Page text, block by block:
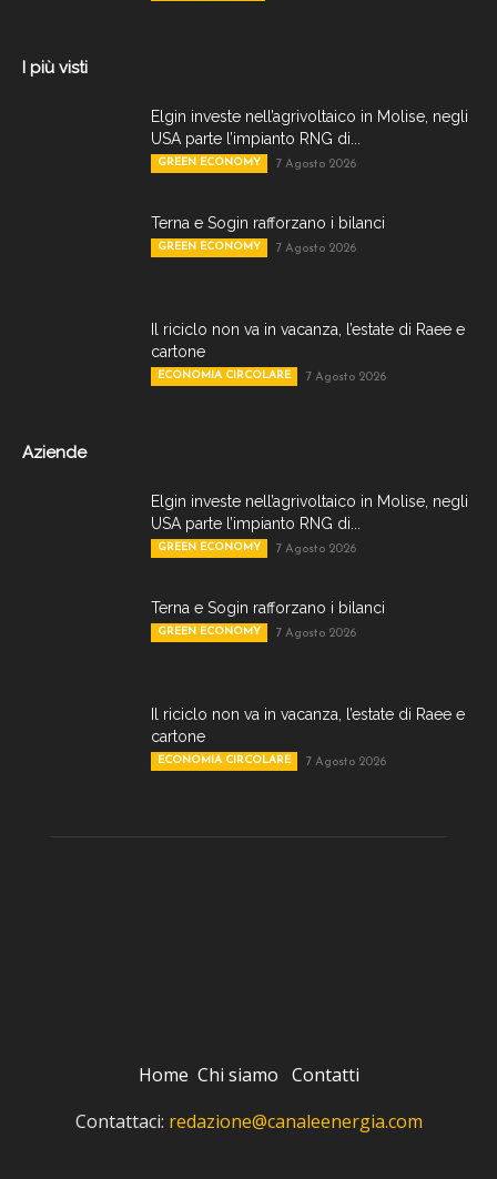
I più visti
Elgin investe nell’agrivoltaico in Molise, negli
USA parte l’impianto RNG di...
GREEN ECONOMY 7 Agosto 2026
Terna e Sogin rafforzano i bilanci
GREEN ECONOMY 7 Agosto 2026
Il riciclo non va in vacanza, l’estate di Raee e
cartone
ECONOMIA CIRCOLARE 7 Agosto 2026
Aziende
Elgin investe nell’agrivoltaico in Molise, negli
USA parte l’impianto RNG di...
GREEN ECONOMY 7 Agosto 2026
Terna e Sogin rafforzano i bilanci
GREEN ECONOMY 7 Agosto 2026
Il riciclo non va in vacanza, l’estate di Raee e
cartone
ECONOMIA CIRCOLARE 7 Agosto 2026
Home Chi siamo Contatti
Contattaci: redazione@canaleenergia.com